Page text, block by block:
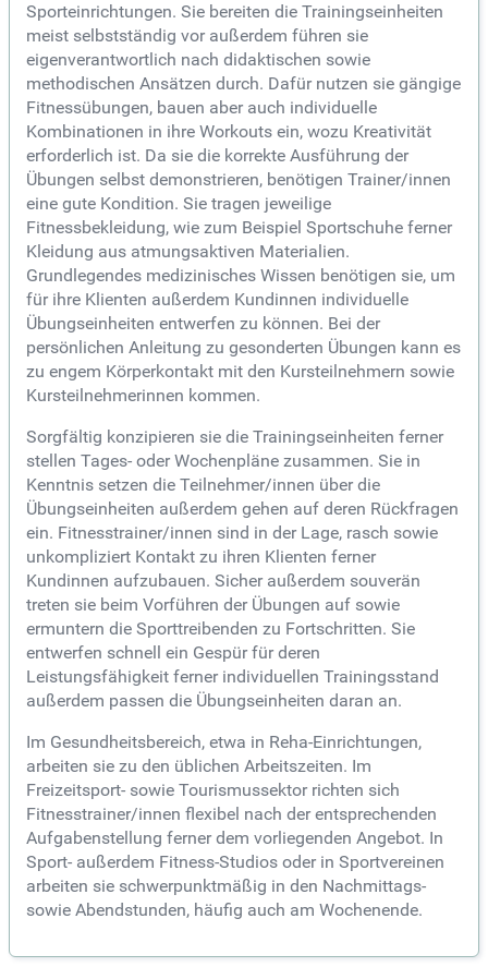
Sporteinrichtungen. Sie bereiten die Trainingseinheiten
meist selbstständig vor außerdem führen sie
eigenverantwortlich nach didaktischen sowie
methodischen Ansätzen durch. Dafür nutzen sie gängige
Fitnessübungen, bauen aber auch individuelle
Kombinationen in ihre Workouts ein, wozu Kreativität
erforderlich ist. Da sie die korrekte Ausführung der
Übungen selbst demonstrieren, benötigen Trainer/innen
eine gute Kondition. Sie tragen jeweilige
Fitnessbekleidung, wie zum Beispiel Sportschuhe ferner
Kleidung aus atmungsaktiven Materialien.
Grundlegendes medizinisches Wissen benötigen sie, um
für ihre Klienten außerdem Kundinnen individuelle
Übungseinheiten entwerfen zu können. Bei der
persönlichen Anleitung zu gesonderten Übungen kann es
zu engem Körperkontakt mit den Kursteilnehmern sowie
Kursteilnehmerinnen kommen.
Sorgfältig konzipieren sie die Trainingseinheiten ferner
stellen Tages- oder Wochenpläne zusammen. Sie in
Kenntnis setzen die Teilnehmer/innen über die
Übungseinheiten außerdem gehen auf deren Rückfragen
ein. Fitnesstrainer/innen sind in der Lage, rasch sowie
unkompliziert Kontakt zu ihren Klienten ferner
Kundinnen aufzubauen. Sicher außerdem souverän
treten sie beim Vorführen der Übungen auf sowie
ermuntern die Sporttreibenden zu Fortschritten. Sie
entwerfen schnell ein Gespür für deren
Leistungsfähigkeit ferner individuellen Trainingsstand
außerdem passen die Übungseinheiten daran an.
Im Gesundheitsbereich, etwa in Reha-Einrichtungen,
arbeiten sie zu den üblichen Arbeitszeiten. Im
Freizeitsport- sowie Tourismussektor richten sich
Fitnesstrainer/innen flexibel nach der entsprechenden
Aufgabenstellung ferner dem vorliegenden Angebot. In
Sport- außerdem Fitness-Studios oder in Sportvereinen
arbeiten sie schwerpunktmäßig in den Nachmittags-
sowie Abendstunden, häufig auch am Wochenende.